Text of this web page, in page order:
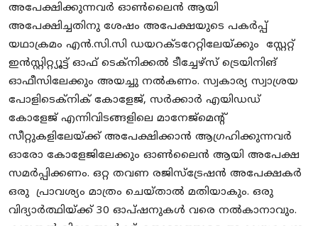
അപേക്ഷിക്കുന്നവർ ഓൺലൈൻ ആയി
അപേക്ഷിച്ചതിനു ശേഷം അപേക്ഷയുടെ പകർപ്പ്
യഥാക്രമം എൻ.സി.സി ഡയറക്ടറേറ്റിലേയ്ക്കും സ്റ്റേറ്റ്
ഇൻസ്റ്റിറ്റ്യൂട്ട് ഓഫ് ടെക്നിക്കൽ ടീച്ചേഴ്സ് ട്രെയിനിങ്
ഓഫീസിലേക്കും അയച്ചു നൽകണം. സ്വകാര്യ സ്വാശ്രയ
പോളിടെക്‌നിക് കോളേജ്, സർക്കാർ എയിഡഡ്
കോളേജ് എന്നിവിടങ്ങളിലെ മാനേജ്‌മെന്റ്
സീറ്റുകളിലേയ്ക്ക് അപേക്ഷിക്കാൻ ആഗ്രഹിക്കുന്നവർ
ഓരോ കോളേജിലേക്കും ഓൺലൈൻ ആയി അപേക്ഷ
സമർപ്പിക്കണം. ഒറ്റ തവണ രജിസ്ട്രേഷൻ അപേക്ഷകർ
ഒരു പ്രാവശ്യം മാത്രം ചെയ്താൽ മതിയാകും. ഒരു
വിദ്യാർത്ഥിയ്ക്ക് 30 ഓപ്ഷനുകൾ വരെ നൽകാനാവും.